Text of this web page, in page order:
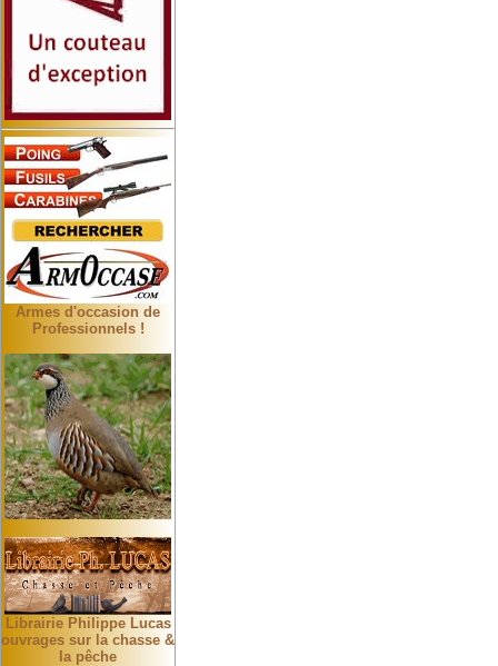
Armes d'occasion de
Professionnels !
Librairie Philippe Lucas
ouvrages sur la chasse &
la pêche